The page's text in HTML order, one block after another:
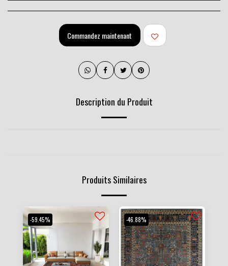
Commandez maintenant
Description du Produit
Produits Similaires
-59.45% -46.88%